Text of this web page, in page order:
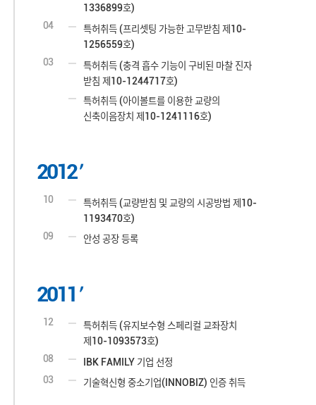
1336899호)
04
특허취득 (프리셋팅 가능한 고무받침 제10-
1256559호)
03
특허취득 (충격 흡수 기능이 구비된 마찰 진자
받침 제10-1244717호)
특허취득 (아이볼트를 이용한 교량의
신축이음장치 제10-1241116호)
2012
10
특허취득 (교량받침 및 교량의 시공방법 제10-
1193470호)
09
안성 공장 등록
2011
12
특허취득 (유지보수형 스페리컬 교좌장치
제10-1093573호)
08
IBK FAMILY 기업 선정
03
기술혁신형 중소기업(INNOBIZ) 인증 취득